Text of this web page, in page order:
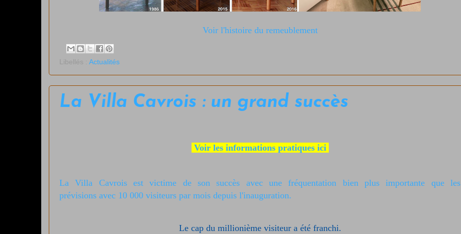
Voir l'histoire du remeublement
Libellés : Actualités
La Villa Cavrois : un grand succès
Voir les informations pratiques ici
La Villa Cavrois est victime de son succès avec une fréquentation bien plus importante que les
prévisions avec 10 000 visiteurs par mois depuis l'inauguration.
Le cap du millionième visiteur a été franchi.